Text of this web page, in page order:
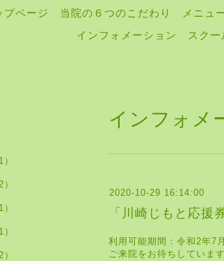
プページ 当院の６つのこだわり メニュ
インフォメーション
スクー
インフォメ
2020-10-29 16:14:00
「川崎じもと応援
利用可能期間：令和2年7
ご来院をお待ちしています